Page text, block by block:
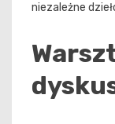
niezależne